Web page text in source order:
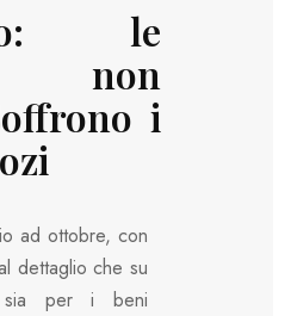
le
non
i
ad ottobre, con
dettaglio che su
sia per i beni